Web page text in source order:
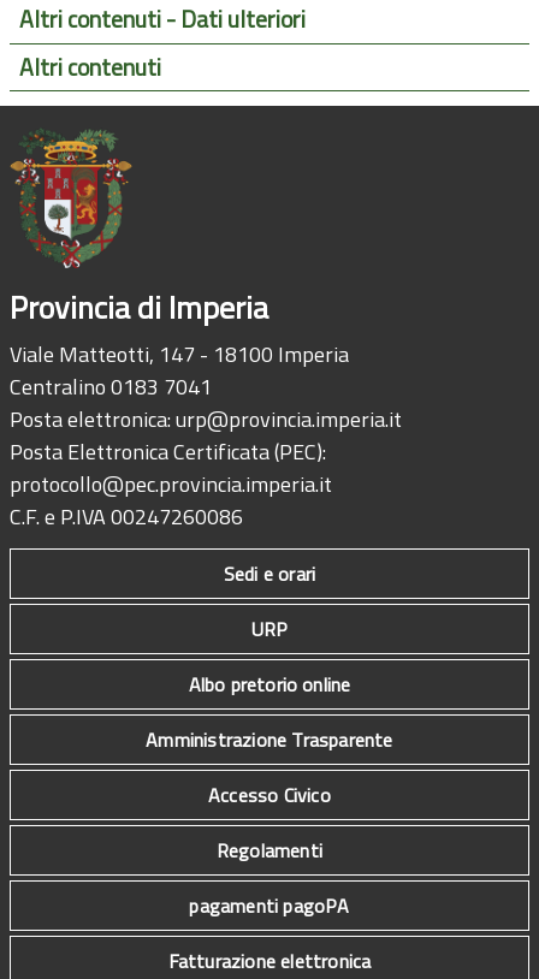
Altri contenuti - Dati ulteriori
Altri contenuti
Provincia di Imperia
Viale Matteotti, 147 - 18100 Imperia
Centralino 0183 7041
Posta elettronica:urp@provincia.imperia.it
Posta Elettronica Certificata (PEC):
protocollo@pec.provincia.imperia.it
C.F. e P.IVA 00247260086
Sedi e orari
URP
Albo pretorio online
Amministrazione Trasparente
Accesso Civico
Regolamenti
pagamenti pagoPA
Fatturazione elettronica